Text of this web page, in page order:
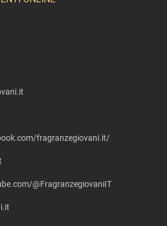
fragranzegiovani.it/
@FragranzegiovaniIT